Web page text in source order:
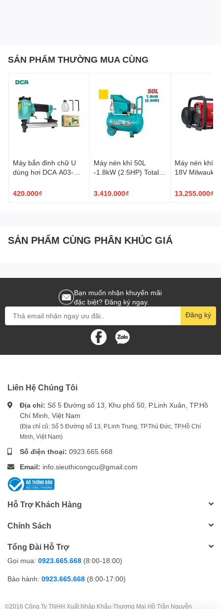
SẢN PHẨM THƯỜNG MUA CÙNG
Máy bắn đinh chữ U
dùng hơi DCA A03-
420.000₫
Máy nén khí 50L
-1.8kW (2.5HP) Total
3.410.000₫
Máy nén khí
18V
13.255.000₫
SẢN PHẨM CÙNG PHÂN KHÚC GIÁ
Bạn muốn nhận khuyến mãi
đặc biệt? Đăng ký ngay.
Đăng ký
Liên Hệ Chúng Tôi
Địa chỉ: Số 5 Đường số 13, Khu phố 50, P.Linh Xuân, TP.Hồ
Chí Minh, Việt Nam
(Địa chỉ cũ: Số 5 Đường số 13, P.Linh Trung, TP.Thủ Đức, TP.Hồ Chí
Minh, Việt Nam)
Số điện thoại: 0923.665.668
Email: info.sieuthicongcu@gmail.com
Hỗ Trợ Khách Hàng
Chính Sách
Tổng Đài Hỗ Trợ
Gọi mua: 0923.665.668 (8:00-18:00)
Bảo hành: 0923.665.668 (8:00-17:00)
©2016 Công Ty TNHH Xuất Nhập Khẩu-Thương Mại Hồ Trần Nguyễn